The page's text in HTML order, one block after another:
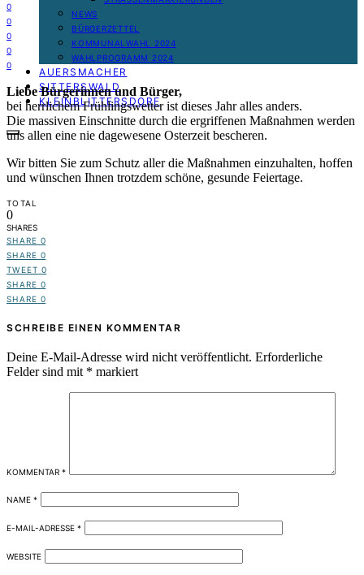
NEWS
BÜRGERZETTEL
KOMMUNALWAHL 2024
WAHLPROGRAMM 2024
AUERSMACHER
SITTERSWALD
KLEINBLITTERSDORF
0
0
0
0
0
Liebe Bürgerinnen und Bürger,
bei herrlichem Frühlingswetter ist dieses Jahr alles anders.
Die massiven Einschnitte durch die ergriffenen Maßnahmen werden
uns allen eine nie dagewesene Osterzeit bescheren.
Wir bitten Sie zum Schutz aller die Maßnahmen einzuhalten, hoffen
und wünschen Ihnen trotzdem schöne, gesunde Feiertage.
TOTAL
0
SHARES
SHARE 0
SHARE 0
TWEET 0
SHARE 0
SHARE 0
SCHREIBE EINEN KOMMENTAR
Deine E-Mail-Adresse wird nicht veröffentlicht. Erforderliche
Felder sind mit * markiert
KOMMENTAR *
NAME *
E-MAIL-ADRESSE *
WEBSITE